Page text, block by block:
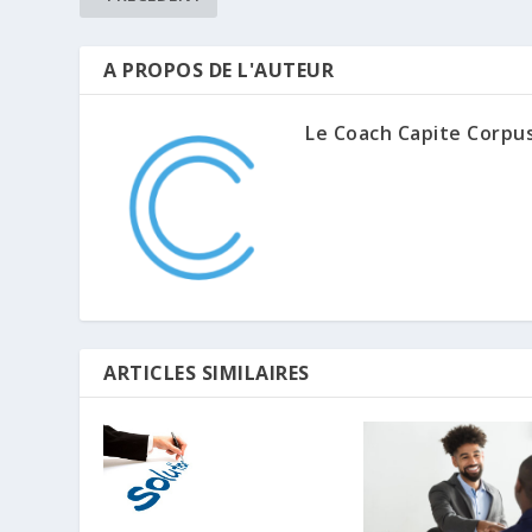
A PROPOS DE L'AUTEUR
Le Coach Capite
ARTICLES SIMILAIRES